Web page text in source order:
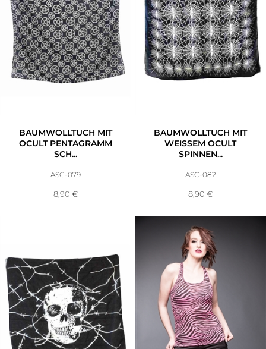
BAUMWOLLTUCH MIT
OCULT PENTAGRAMM
SCH...
ASC-079
8,90 €
BAUMWOLLTUCH MIT
WEISSEM OCULT S
PINNEN...
ASC-082
8,90 €